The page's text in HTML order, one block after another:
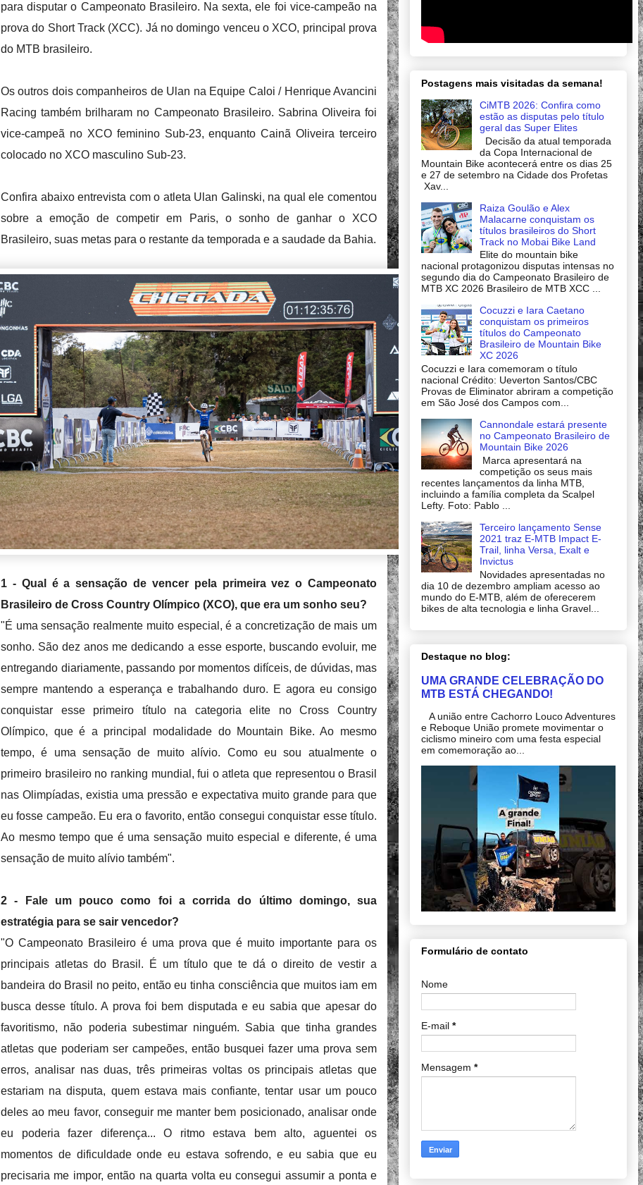
para disputar o Campeonato Brasileiro. Na sexta, ele foi vice-campeão na
prova do Short Track (XCC). Já no domingo venceu o XCO, principal prova
do MTB brasileiro.
Os outros dois companheiros de Ulan na Equipe Caloi / Henrique Avancini
Racing também brilharam no Campeonato Brasileiro. Sabrina Oliveira foi
vice-campeã no XCO feminino Sub-23, enquanto Cainã Oliveira terceiro
colocado no XCO masculino Sub-23.
Confira abaixo entrevista com o atleta Ulan Galinski, na qual ele comentou
sobre a emoção de competir em Paris, o sonho de ganhar o XCO
Brasileiro, suas metas para o restante da temporada e a saudade da Bahia.
1 - Qual é a sensação de vencer pela primeira vez o Campeonato
Brasileiro de Cross Country Olímpico (XCO), que era um sonho seu?
"É uma sensação realmente muito especial, é a concretização de mais um
sonho. São dez anos me dedicando a esse esporte, buscando evoluir, me
entregando diariamente, passando por momentos difíceis, de dúvidas, mas
sempre mantendo a esperança e trabalhando duro. E agora eu consigo
conquistar esse primeiro título na categoria elite no Cross Country
Olímpico, que é a principal modalidade do Mountain Bike. Ao mesmo
tempo, é uma sensação de muito alívio. Como eu sou atualmente o
primeiro brasileiro no ranking mundial, fui o atleta que representou o Brasil
nas Olimpíadas, existia uma pressão e expectativa muito grande para que
eu fosse campeão. Eu era o favorito, então consegui conquistar esse título.
Ao mesmo tempo que é uma sensação muito especial e diferente, é uma
sensação de muito alívio também".
2 - Fale um pouco como foi a corrida do último domingo, sua
estratégia para se sair vencedor?
"O Campeonato Brasileiro é uma prova que é muito importante para os
principais atletas do Brasil. É um título que te dá o direito de vestir a
bandeira do Brasil no peito, então eu tinha consciência que muitos iam em
busca desse título. A prova foi bem disputada e eu sabia que apesar do
favoritismo, não poderia subestimar ninguém. Sabia que tinha grandes
atletas que poderiam ser campeões, então busquei fazer uma prova sem
erros, analisar nas duas, três primeiras voltas os principais atletas que
estariam na disputa, quem estava mais confiante, tentar usar um pouco
deles ao meu favor, conseguir me manter bem posicionado, analisar onde
eu poderia fazer diferença... O ritmo estava bem alto, aguentei os
momentos de dificuldade onde eu estava sofrendo, e eu sabia que eu
precisaria me impor, então na quarta volta eu consegui assumir a ponta e
Postagens mais visitadas da semana!
CiMTB 2026: Confira como
estão as disputas pelo título
geral das Super Elites
Decisão da atual temporada
da Copa Internacional de
Mountain Bike acontecerá entre os dias 25
e 27 de setembro na Cidade dos Profetas
Xav...
Raiza Goulão e Alex
Malacarne conquistam os
títulos brasileiros do Short
Track no Mobai Bike Land
Elite do mountain bike
nacional protagonizou disputas intensas no
segundo dia do Campeonato Brasileiro de
MTB XC 2026 Brasileiro de MTB XCC ...
Cocuzzi e Iara Caetano
conquistam os primeiros
títulos do Campeonato
Brasileiro de Mountain Bike
XC 2026
Cocuzzi e Iara comemoram o título
nacional Crédito: Ueverton Santos/CBC
Provas de Eliminator abriram a competição
em São José dos Campos com...
Cannondale estará presente
no Campeonato Brasileiro de
Mountain Bike 2026
Marca apresentará na
competição os seus mais
recentes lançamentos da linha MTB,
incluindo a família completa da Scalpel
Lefty. Foto: Pablo ...
Terceiro lançamento Sense
2021 traz E-MTB Impact E-
Trail, linha Versa, Exalt e
Invictus
Novidades apresentadas no
dia 10 de dezembro ampliam acesso ao
mundo do E-MTB, além de oferecerem
bikes de alta tecnologia e linha Gravel...
Destaque no blog:
UMA GRANDE CELEBRAÇÃO DO
MTB ESTÁ CHEGANDO!
A união entre Cachorro Louco Adventures
e Reboque União promete movimentar o
ciclismo mineiro com uma festa especial
em comemoração ao...
Formulário de contato
Nome
E-mail *
Mensagem *